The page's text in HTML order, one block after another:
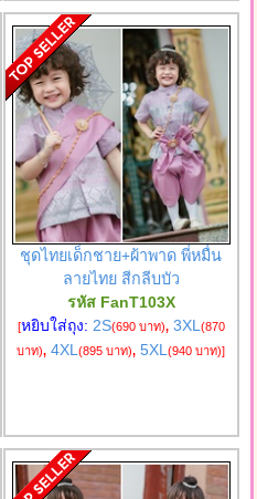
ชุดไทยเด็กชาย+ผ้าพาด พี่หมื่น
ลายไทย สีกลีบบัว
รหัส FanT103X
[หยิบใส่ถุง: 2S(690 บาท), 3XL (870
บาท), 4XL(895 บาท), 5XL(940 บาท)]